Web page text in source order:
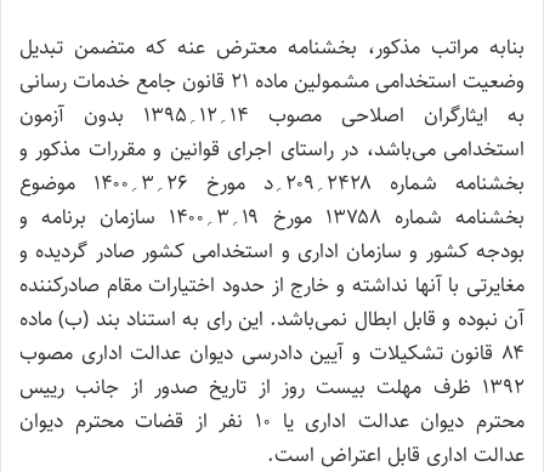
بنابه مراتب مذکور، بخشنامه معترض عنه که متضمن تبدیل
وضعیت استخدامی مشمولین ماده ۲۱ قانون جامع خدمات‌ رسانی
به ایثارگران اصلاحی مصوب ۱۴؍۱۲؍۱۳۹۵ بدون آزمون
استخدامی می‌باشد، در راستای اجرای قوانین و مقررات مذکور و
بخشنامه شماره ۲۴۲۸؍۲۰۹؍د مورخ ۲۶؍۳؍۱۴۰۰ موضوع
بخشنامه شماره ۱۳۷۵۸ مورخ ۱۹؍۳؍۱۴۰۰ سازمان برنامه و
بودجه کشور و سازمان اداری و استخدامی کشور صادر گردیده و
مغایرتی با آنها نداشته و خارج از حدود اختیارات مقام صادرکننده
آن نبوده و قابل ابطال نمی‌باشد. این رای به استناد بند (ب) ماده
۸۴ قانون تشکیلات و آیین دادرسی دیوان عدالت اداری مصوب
۱۳۹۲ ظرف مهلت بیست روز از تاریخ صدور از جانب رییس
محترم دیوان عدالت اداری یا ۱۰ نفر از قضات محترم دیوان
عدالت اداری قابل اعتراض است.